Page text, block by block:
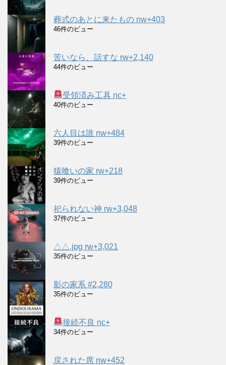
葬式のあとに来たもの nw+403
46件のビュー
苦いなら、話すな rw+2,140
44件のビュー
受領済み工具 nc+
40件のビュー
六人目は誰 nw+484
39件のビュー
猿喰いの家 rw+218
39件のビュー
祀られない神 rw+3,048
37件のビュー
△△.jpg rw+3,021
35件のビュー
影の家系 #2,280
35件のビュー
接続不良 nc+
34件のビュー
戻された席 nw+452